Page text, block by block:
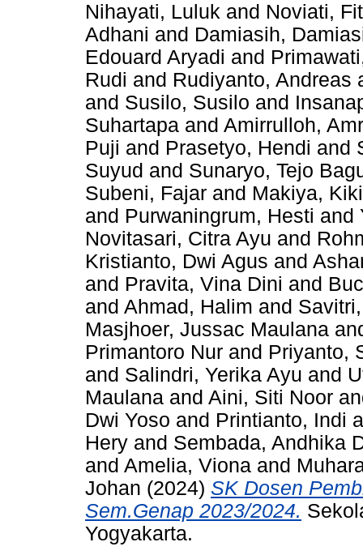
Nihayati, Luluk and Noviati,
Adhani and Damiasih,
Edouard Aryadi and
Rudi and Rudiyanto, Andreas
and Susilo, Susilo and
Suhartapa and Amirrulloh,
Puji and Prasetyo, Hendi and
Suyud and Sunaryo, Tejo
Subeni, Fajar and Makiya,
and Purwaningrum, Hesti and
Novitasari, Citra Ayu and
Kristianto, Dwi Agus and
and Pravita, Vina Dini and
and Ahmad, Halim and
Masjhoer, Jussac Maulana
Primantoro Nur and Priyanto,
and Salindri, Yerika Ayu and
Maulana and Aini, Siti Noor
Dwi Yoso and Printianto, Indi
Hery and Sembada, Andhika
and Amelia, Viona and
Johan (2024) SK Dosen
Sem.Genap 2023/2024.
Yogyakarta.